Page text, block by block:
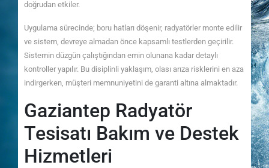
doğrudan etkiler.
Uygulama sürecinde; boru hatları döşenir, radyatörler monte edilir
ve sistem, devreye almadan önce kapsamlı testlerden geçirilir.
Sistemin düzgün çalıştığından emin olunana kadar detaylı
kontroller yapılır. Bu disiplinli yaklaşım, olası arıza risklerini en aza
indirgerken, müşteri memnuniyetini de garanti altına almaktadır.
Gaziantep Radyatör
Tesisatı Bakım ve Destek
Hizmetleri